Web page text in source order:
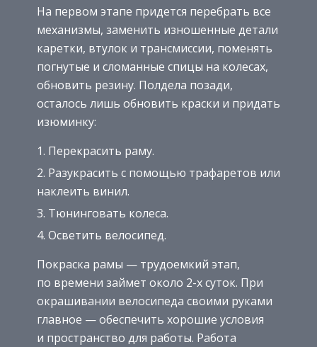
На первом этапе придется перебрать все
механизмы, заменить изношенные детали
каретки, втулок и трансмиссии, поменять
погнутые и сломанные спицы на колесах,
обновить резину. Полдела позади,
осталось лишь обновить краски и придать
изюминку:
Перекрасить раму.
Разукрасить с помощью трафаретов или
наклеить винил.
Тюнинговать колеса.
Осветить велосипед.
Покраска рамы — трудоемкий этап,
по времени займет около 2-х суток. При
окрашивании велосипеда своими руками
главное — обеспечить хорошие условия
и пространство для работы. Работа